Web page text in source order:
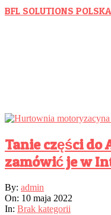
Skip
BFL SOLUTIONS POLSKA
Tanie części do
zamówić je w
2022-
05-
10
By: admin
On: 10 maja 2022
In: Brak kategorii